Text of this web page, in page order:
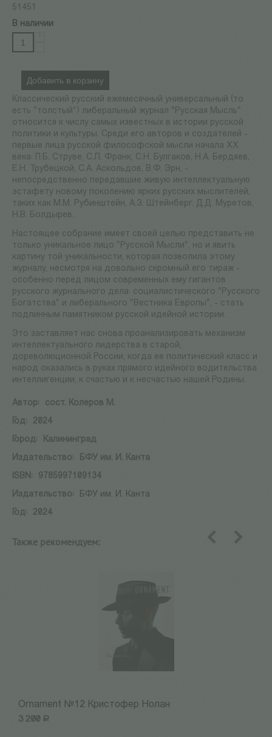
51451
В наличии
Добавить в корзину
Классический русский ежемесячный универсальный (то
есть "толстый") либеральный журнал "Русская Мысль"
относится к числу самых известных в истории русской
политики и культуры. Среди его авторов и создателей -
первые лица русской философской мысли начала ХХ
века: П.Б. Струве, С.Л. Франк, С.Н. Булгаков, Н.А. Бердяев,
Е.Н. Трубецкой, С.А. Аскольдов, В.Ф. Эрн, -
непосредственно передавшие живую интеллектуальную
эстафету новому поколению ярких русских мыслителей,
таких как М.М. Рубинштейн, А.З. Штейнберг. Д.Д. Муретов,
Н.В. Болдырев.
Настоящее собрание имеет своей целью представить не
только уникальное лицо "Русской Мысли", но и явить
картину той уникальности, которая позволила этому
журналу, несмотря на довольно скромный его тираж -
особенно перед лицом современных ему гигантов
русского журнального дела: социалистического "Русского
Богатства" и либерального "Вестника Европы", - стать
подлинным памятником русской идейной истории.
Это заставляет нас снова проанализировать механизм
интеллектуального лидерства в старой,
дореволюционной России, когда ее политический класс и
народ оказались в руках прямого идейного водительства
интеллигенции, к счастью и к несчастью нашей Родины.
Автор:
сост. Колеров М.
Год:
2024
Город:
Калининград
Издательство:
БФУ им. И. Канта
ISBN:
9785997109134
Издательство:
БФУ им. И. Канта
Год:
2024
Также рекомендуем:
Ornament №12 Кристофер Нолан
3 200 Р